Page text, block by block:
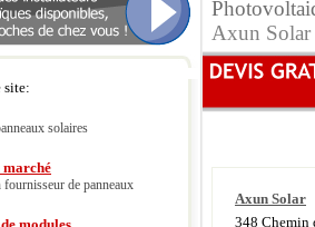
site:
solaires
marché
de panneaux
Axun Solar
Axun Solar
348 Chemin